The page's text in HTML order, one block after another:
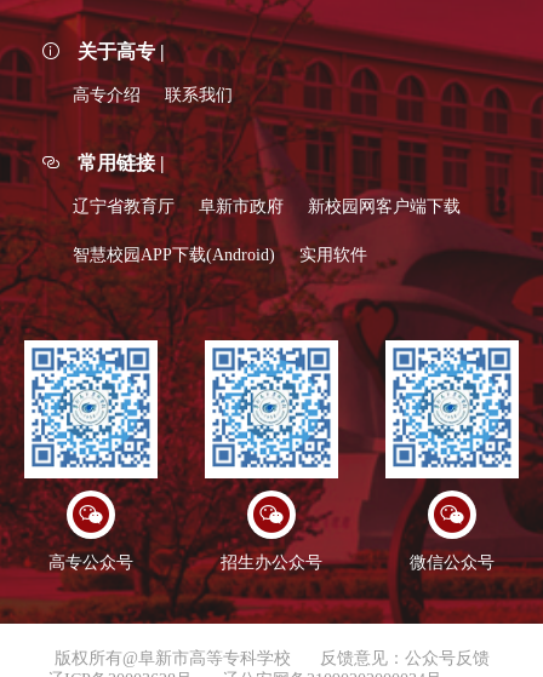
关于高专 |
高专介绍 联系我们
常用链接 |
辽宁省教育厅 阜新市政府 新校园网客户端下载
智慧校园APP下载(Android) 实用软件
高专公众号 招生办公众号 微信公众号
版权所有@阜新市高等专科学校
反馈意见：公众号反馈